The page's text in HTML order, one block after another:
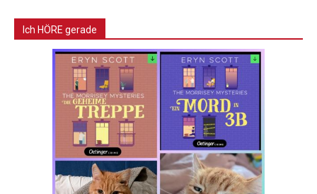
Ich HÖRE gerade